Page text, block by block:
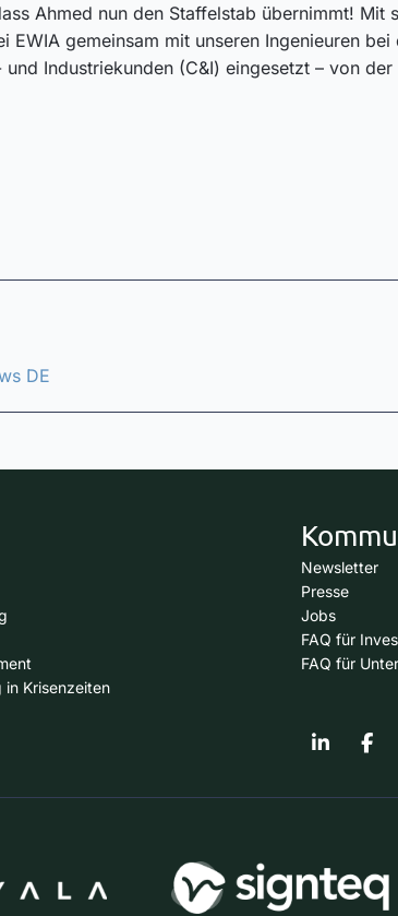
Ahmed nun den Staffelstab übernimmt!
EWIA gemeinsam mit unseren Ingenieuren
und Industriekunden (C&I) eingesetzt – von
DE
Krisenzeiten
Newsletter
Presse
Jobs
FAQ für
FAQ für